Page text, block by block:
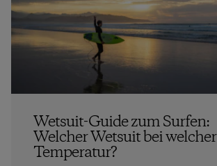
Wetsuit-Guide zum Surfen:
Welcher Wetsuit bei welcher
Temperatur?